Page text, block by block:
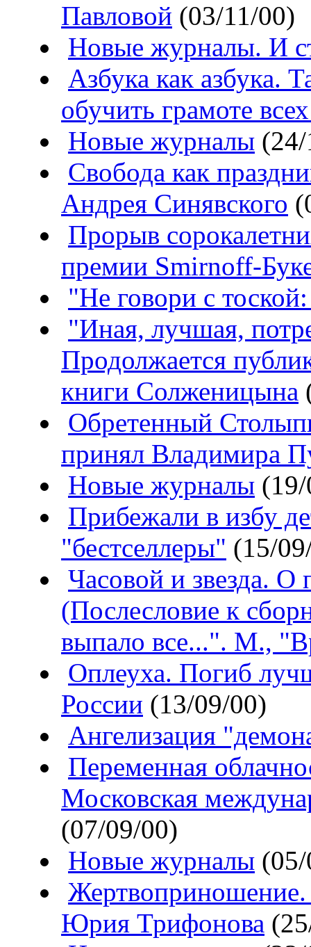
Павловой (03/11/00)
Новые журналы. И
Азбука как азбука.
обучить грамоте
Новые журналы
Свобода как
Андрея Синявского
Прорыв
премии Smirnoff-
"Не говори с
"Иная, лучшая,
Продолжается
книги Солженицына
Обретенный
принял Владимира
Новые журналы
Прибежали в избу
"бестселлеры" (15/
Часовой и звезда. О
(Послесловие к
выпало все...". М.,
Оплеуха. Погиб
России (13/09/00)
Ангелизация
Переменная
Московская
(07/09/00)
Новые журналы
Юрия Трифонова